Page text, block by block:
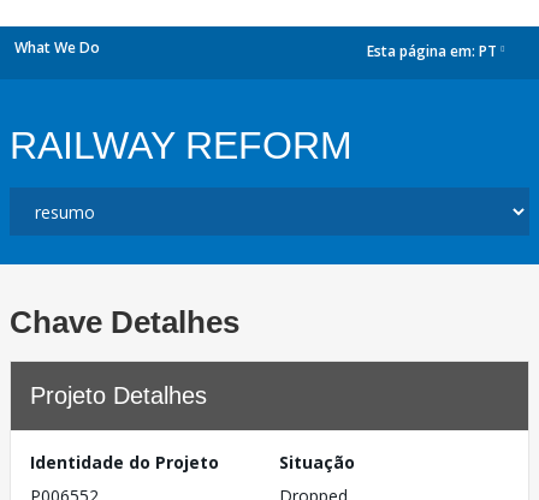
What We Do Esta página em: PT
RAILWAY REFORM
Chave Detalhes
Projeto Detalhes
Identidade do Projeto
Situação